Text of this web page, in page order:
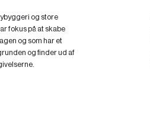
og store
fokus på at skabe
og som har et
og finder ud af